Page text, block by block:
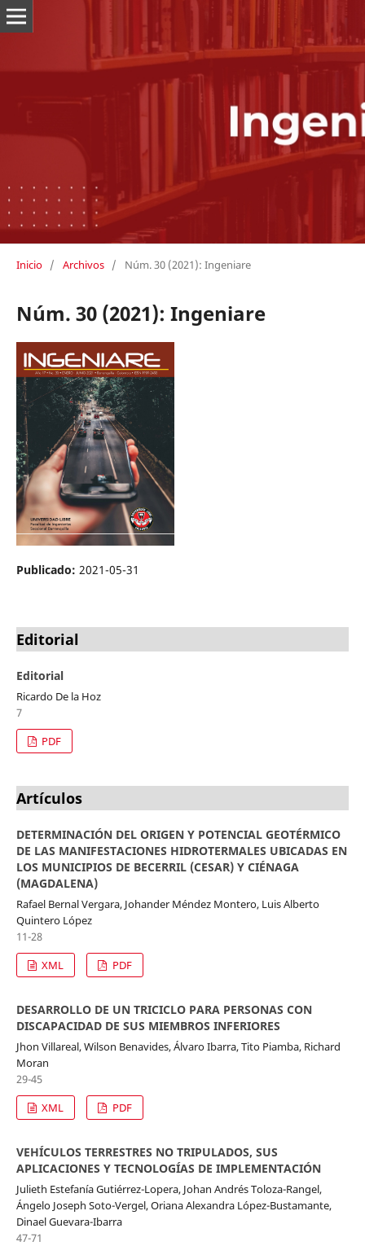
Inicio / Archivos / Núm. 30 (2021): Ingeniare
Núm. 30 (2021): Ingeniare
Publicado: 2021-05-31
Editorial
Editorial
Ricardo De la Hoz
7
PDF
Artículos
DETERMINACIÓN DEL ORIGEN Y POTENCIAL GEOTÉRMICO
DE LAS MANIFESTACIONES HIDROTERMALES UBICADAS EN
LOS MUNICIPIOS DE BECERRIL (CESAR) Y CIÉNAGA
(MAGDALENA)
Rafael Bernal Vergara, Johander Méndez Montero, Luis Alberto
Quintero López
11-28
XML
PDF
DESARROLLO DE UN TRICICLO PARA PERSONAS CON
DISCAPACIDAD DE SUS MIEMBROS INFERIORES
Jhon Villareal, Wilson Benavides, Álvaro Ibarra, Tito Piamba, Richard
Moran
29-45
XML
PDF
VEHÍCULOS TERRESTRES NO TRIPULADOS, SUS
APLICACIONES Y TECNOLOGÍAS DE IMPLEMENTACIÓN
Julieth Estefanía Gutiérrez-Lopera, Johan Andrés Toloza-Rangel,
Ángelo Joseph Soto-Vergel, Oriana Alexandra López-Bustamante,
Dinael Guevara-Ibarra
47-71